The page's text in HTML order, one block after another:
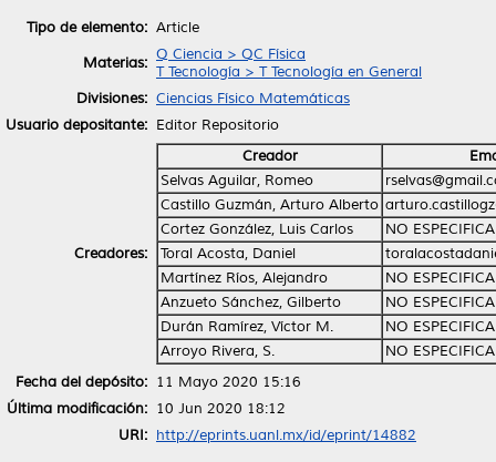
Tipo de elemento: Article
Materias: Q Ciencia > QC Física
T Tecnología > T Tecnología en General
Divisiones: Ciencias Físico Matemáticas
Usuario depositante: Editor Repositorio
Creadores:
Creador
Selvas Aguilar, Romeo
Castillo Guzmán, Arturo Alberto
Cortez González, Luis Carlos
NO
Toral Acosta, Daniel
Martínez Ríos, Alejandro
NO
Anzueto Sánchez, Gilberto
NO
Durán Ramírez, Víctor M.
NO
Arroyo Rivera, S.
NO
Fecha del depósito: 11 Mayo 2020 15:16
Última modificación: 10 Jun 2020 18:12
URI: http://eprints.uanl.mx/id/eprint/14882